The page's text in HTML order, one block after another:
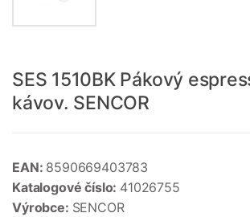
SES 1510BK Pákový
kávov. SENCOR
EAN: 8590669403783
Katalogové číslo: 41026755
Výrobce: SENCOR